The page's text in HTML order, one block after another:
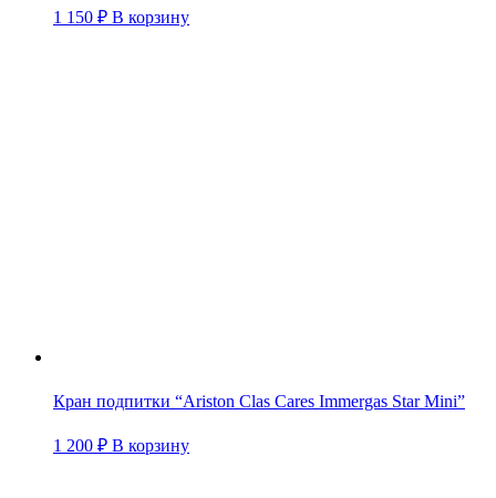
1 150 ₽ В корзину
Кран подпитки “Ariston Clas Cares Immergas Star Mini”
1 200 ₽ В корзину